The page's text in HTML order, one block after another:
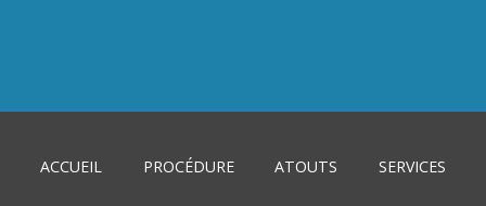
ACCUEIL PROCÉDURE ATOUTS SERVICES